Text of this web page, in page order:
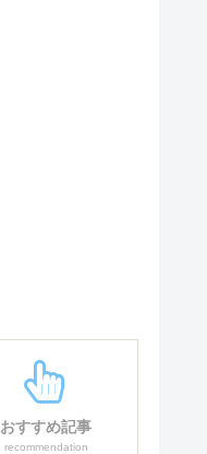
おすすめ記事
recommendation